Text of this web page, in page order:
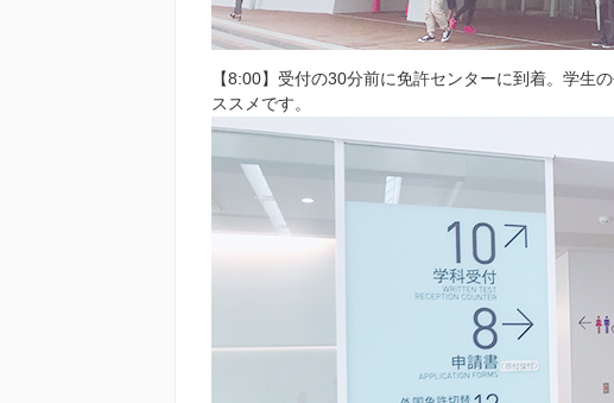
【8:00】受付の30分前に免許センターに到着。学生
ススメです。